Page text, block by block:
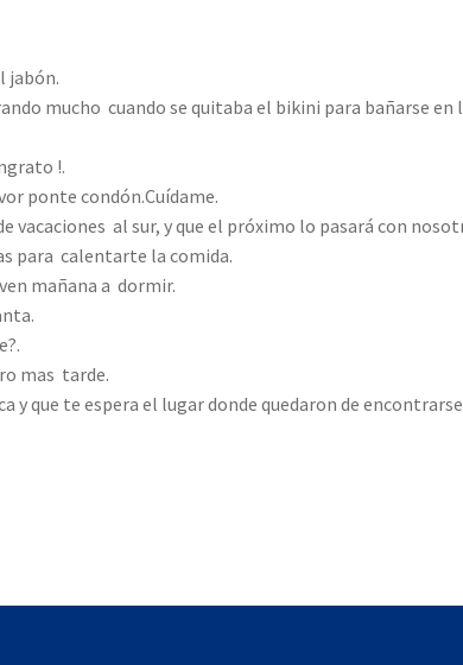
jabón.
mucho cuando se quitaba el bikini para bañarse en
!.
ponte condón.Cuídame.
vacaciones al sur, y que el próximo lo pasará con
para calentarte la comida.
mañana a dormir.
mas tarde.
que te espera el lugar donde quedaron de